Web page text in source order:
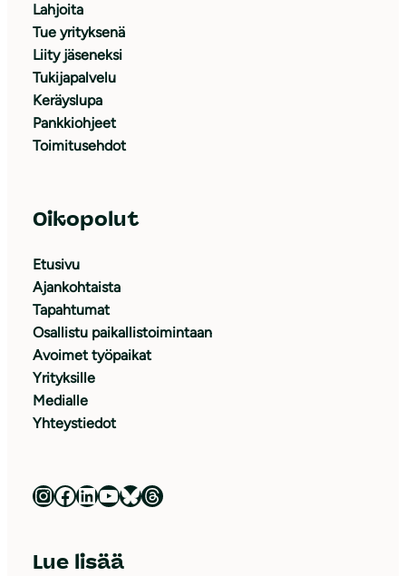
Lahjoita
Tue yrityksenä
Liity jäseneksi
Tukijapalvelu
Keräyslupa
Pankkiohjeet
Toimitusehdot
Oikopolut
Etusivu
Ajankohtaista
Tapahtumat
Osallistu paikallistoimintaan
Avoimet työpaikat
Yrityksille
Medialle
Yhteystiedot
Luonnonsuojeluliitto Instagramissa Luonnonsuojeluliitto Facebookissa Luonnonsuojeluliitto LinkedInissä Luonnonsuojeluliiton YouTube-kanava Luonnonsuojeluliitto Blueskyssa Luonnonsuojeluliitto Threadsissa
Lue lisää